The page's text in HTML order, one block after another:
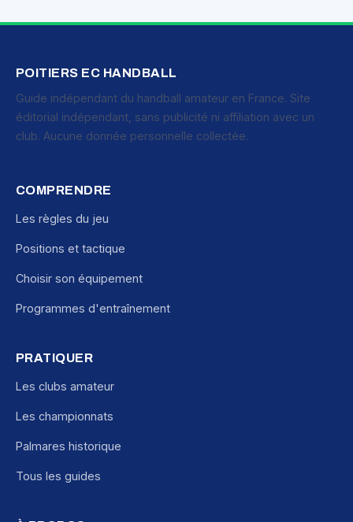
POITIERS EC HANDBALL
Guide indépendant du handball amateur en France. Site
éditorial indépendant, sans publicité ni affiliation avec un
club. Aucune donnée personnelle collectée.
COMPRENDRE
Les règles du jeu
Positions et tactique
Choisir son équipement
Programmes d'entraînement
PRATIQUER
Les clubs amateur
Les championnats
Palmares historique
Tous les guides